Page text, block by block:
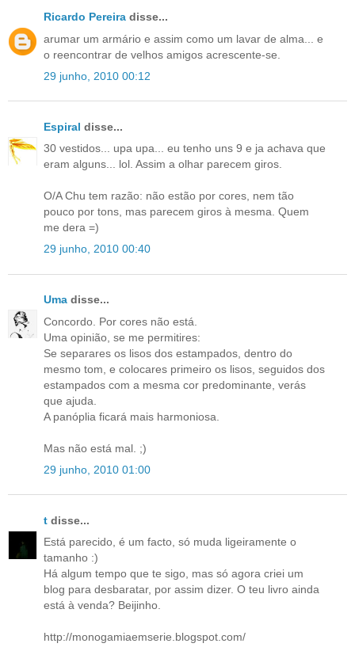
Ricardo Pereira disse...
arumar um armário e assim como um lavar de alma... e
o reencontrar de velhos amigos acrescente-se.
29 junho, 2010 00:12
Espiral disse...
30 vestidos... upa upa... eu tenho uns 9 e ja achava que
eram alguns... lol. Assim a olhar parecem giros.
O/A Chu tem razão: não estão por cores, nem tão
pouco por tons, mas parecem giros à mesma. Quem
me dera =)
29 junho, 2010 00:40
Uma disse...
Concordo. Por cores não está.
Uma opinião, se me permitires:
Se separares os lisos dos estampados, dentro do
mesmo tom, e colocares primeiro os lisos, seguidos dos
estampados com a mesma cor predominante, verás
que ajuda.
A panóplia ficará mais harmoniosa.
Mas não está mal. ;)
29 junho, 2010 01:00
t disse...
Está parecido, é um facto, só muda ligeiramente o
tamanho :)
Há algum tempo que te sigo, mas só agora criei um
blog para desbaratar, por assim dizer. O teu livro ainda
está à venda? Beijinho.
http://monogamiaemserie.blogspot.com/